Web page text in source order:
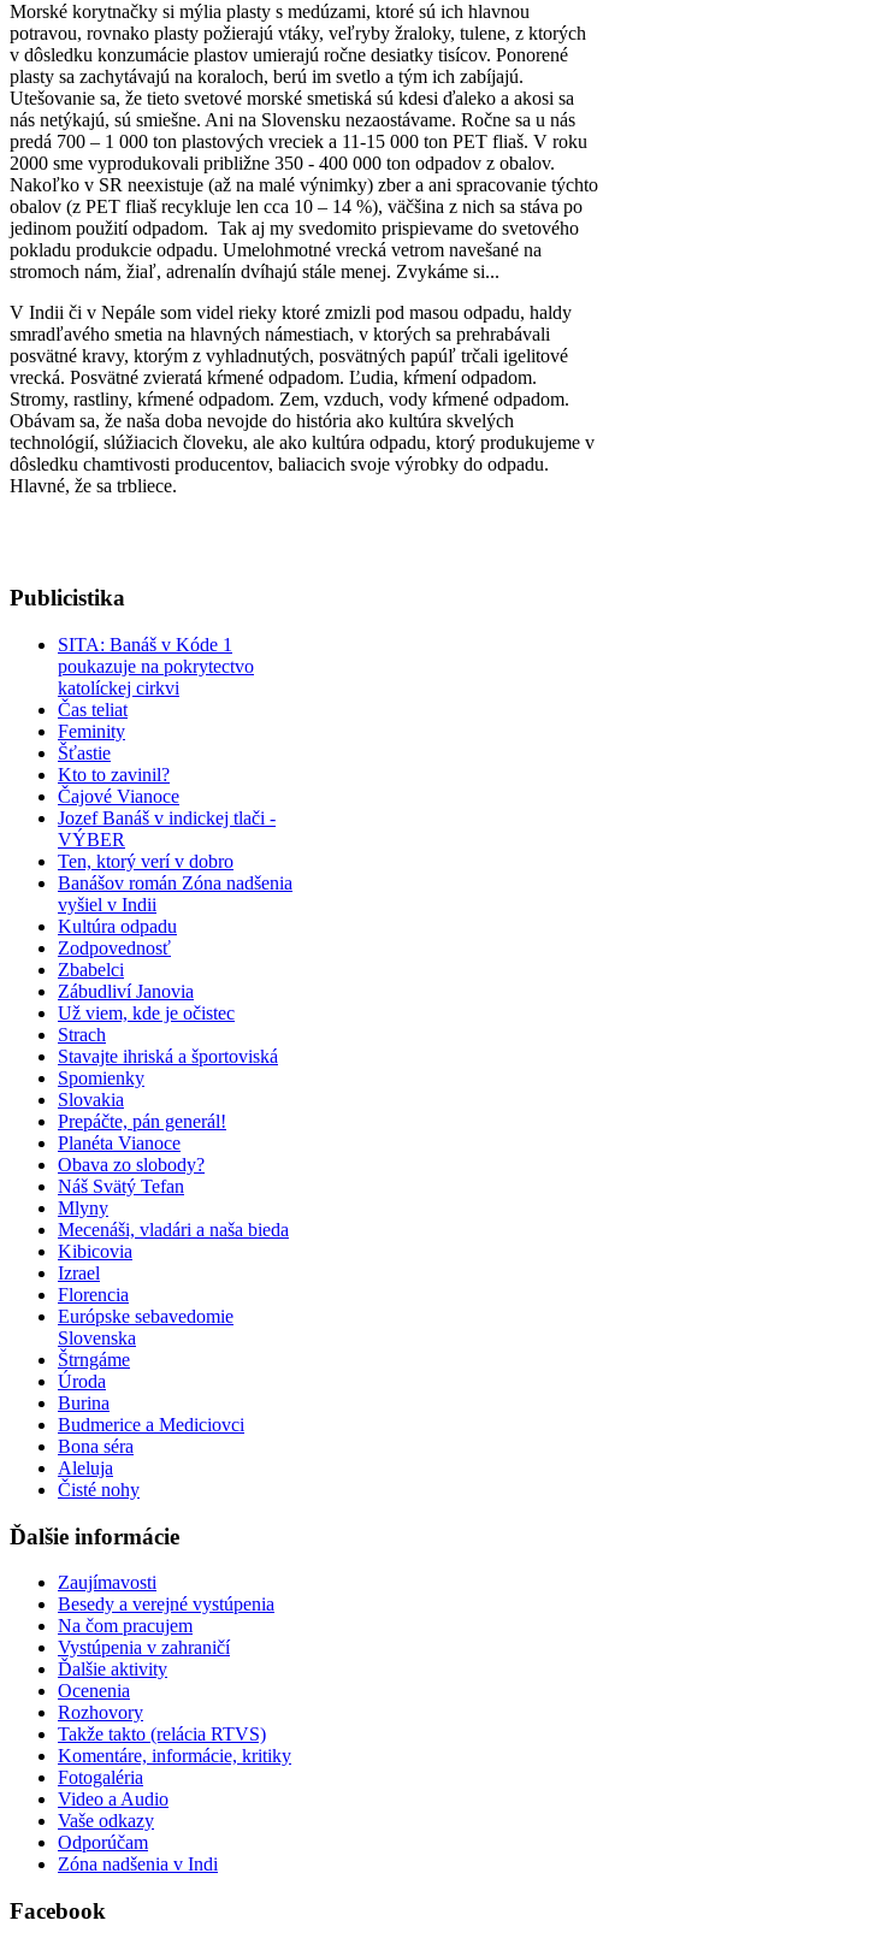
Morské korytnačky si mýlia plasty s medúzami, ktoré sú ich hlavnou
potravou, rovnako plasty požierajú vtáky, veľryby žraloky, tulene, z ktorých
v dôsledku konzumácie plastov umierajú ročne desiatky tisícov. Ponorené
plasty sa zachytávajú na koraloch, berú im svetlo a tým ich zabíjajú.
Utešovanie sa, že tieto svetové morské smetiská sú kdesi ďaleko a akosi sa
nás netýkajú, sú smiešne. Ani na Slovensku nezaostávame. Ročne sa u nás
predá 700 – 1 000 ton plastových vreciek a 11-15 000 ton PET fliaš. V roku
2000 sme vyprodukovali približne 350 - 400 000 ton odpadov z obalov.
Nakoľko v SR neexistuje (až na malé výnimky) zber a ani spracovanie týchto
obalov (z PET fliaš recykluje len cca 10 – 14 %), väčšina z nich sa stáva po
jedinom použití odpadom. Tak aj my svedomito prispievame do svetového
pokladu produkcie odpadu. Umelohmotné vrecká vetrom navešané na
stromoch nám, žiaľ, adrenalín dvíhajú stále menej. Zvykáme si...
V Indii či v Nepále som videl rieky ktoré zmizli pod masou odpadu, haldy
smradľavého smetia na hlavných námestiach, v ktorých sa prehrabávali
posvätné kravy, ktorým z vyhladnutých, posvätných papúľ trčali igelitové
vrecká. Posvätné zvieratá kŕmené odpadom. Ľudia, kŕmení odpadom.
Stromy, rastliny, kŕmené odpadom. Zem, vzduch, vody kŕmené odpadom.
Obávam sa, že naša doba nevojde do história ako kultúra skvelých
technológií, slúžiacich človeku, ale ako kultúra odpadu, ktorý produkujeme v
dôsledku chamtivosti producentov, baliacich svoje výrobky do odpadu.
Hlavné, že sa trbliece.
Publicistika
SITA: Banáš v Kóde 1
poukazuje na pokrytectvo
katolíckej cirkvi
Čas teliat
Feminity
Šťastie
Kto to zavinil?
​Čajové Vianoce
Jozef Banáš v indickej tlači -
VÝBER
Ten, ktorý verí v dobro
Banášov román Zóna nadšenia
vyšiel v Indii
Kultúra odpadu
Zodpovednosť
Zbabelci
Zábudliví Janovia
Už viem, kde je očistec
Strach
Stavajte ihriská a športoviská
Spomienky
Slovakia
Prepáčte, pán generál!
Planéta Vianoce
Obava zo slobody?
Náš Svätý Tefan
Mlyny
Mecenáši, vladári a naša bieda
Kibicovia
Izrael
Florencia
Európske sebavedomie
Slovenska
Štrngáme
Úroda
Burina
Budmerice a Mediciovci
Bona séra
Aleluja
Čisté nohy
Ďalšie informácie
Zaujímavosti
Besedy a verejné vystúpenia
Na čom pracujem
Vystúpenia v zahraničí
Ďalšie aktivity
Ocenenia
Rozhovory
Takže takto (relácia RTVS)
Komentáre, informácie, kritiky
Fotogaléria
Video a Audio
Vaše odkazy
Odporúčam
Zóna nadšenia v Indi
Facebook